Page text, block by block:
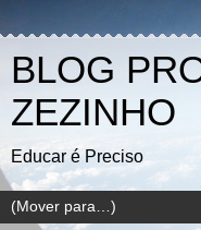
BLOG
ZEZINHO
Educar é Preciso